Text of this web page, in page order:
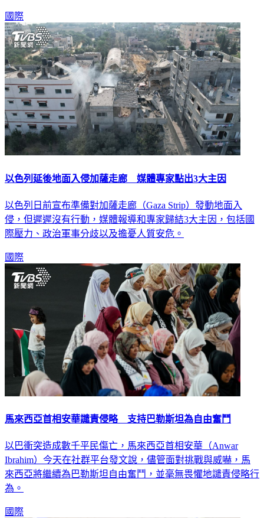
國際
以色列延後地面入侵加薩走廊 媒體專家點出3大主因
以色列日前宣布準備對加薩走廊（Gaza Strip）發動地面入
侵，但遲遲沒有行動，媒體報導和專家歸結3大主因，包括國
際壓力、政治軍事分歧以及擔憂人質安危。
國際
馬來西亞首相安華譴責侵略 支持巴勒斯坦為自由奮鬥
以巴衝突造成數千平民傷亡，馬來西亞首相安華（Anwar
Ibrahim）今天在社群平台發文說，儘管面對挑戰與威嚇，馬
來西亞將繼續為巴勒斯坦自由奮鬥，並毫無畏懼地譴責侵略行
為。
國際